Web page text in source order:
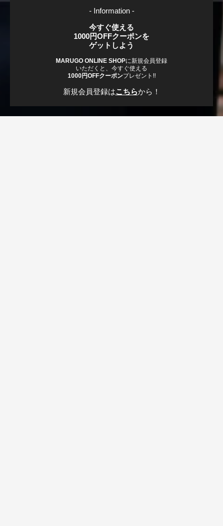
- Information -
今すぐ使える
1000円OFFクーポンを
ゲットしよう
MARUGO ONLINE SHOPに新規会員登録
いただくと、今すぐ使える
1000円OFFクーポンプレゼント!!
新規会員登録はこちらから！